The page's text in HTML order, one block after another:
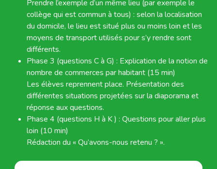
Prendre l’exemple d’un même lieu (par exemple le
collège qui est commun à tous) : selon la localisation
du domicile, le lieu est situé plus ou moins loin et les
moyens de transport utilisés pour s’y rendre sont
différents.
Phase 3 (questions C à G) : Explication de la notion de
nombre de commerces par habitant (15 min)
Les élèves reprennent place. Présentation des
différentes situations projetées sur la diaporama et
réponse aux questions.
Phase 4 (questions H à K ) : Questions pour aller plus
loin (10 min)
Rédaction du « Qu’avons-nous retenu ? ».